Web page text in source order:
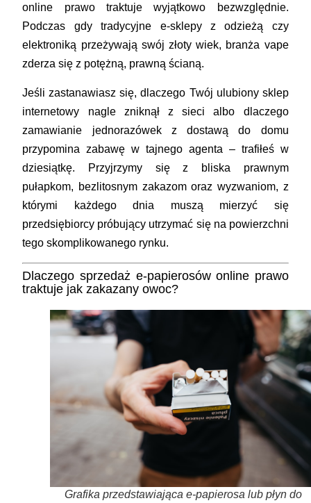
online prawotraktuje wyjątkowo bezwzględnie.
Podczas gdy tradycyjne e-sklepy z odzieżą czy
elektroniką przeżywają swój złoty wiek, branża vape
zderza się z potężną, prawną ścianą.
Jeśli zastanawiasz się, dlaczego Twój ulubiony sklep
internetowy nagle zniknął z sieci albo dlaczego
zamawianie jednorazówek z dostawą do domu
przypomina zabawę w tajnego agenta – trafiłeś w
dziesiątkę. Przyjrzymy się z bliska prawnym
pułapkom, bezlitosnym zakazom oraz wyzwaniom, z
którymi każdego dnia muszą mierzyć się
przedsiębiorcy próbujący utrzymać się na powierzchni
tego skomplikowanego rynku.
Dlaczego sprzedaż e-papierosów online prawo
traktuje jak zakazany owoc?
Grafika przedstawiająca e-papierosa lub płyn do